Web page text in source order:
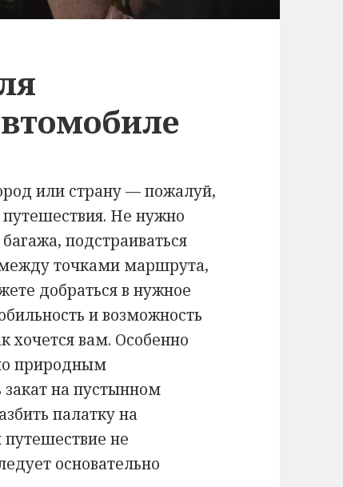
или страну — пожалуй,
Не нужно
подстраиваться
между точками маршрута,
добраться в нужное
и возможность
хочется вам. Особенно
природным
на пустынном
палатку на
не
основательно